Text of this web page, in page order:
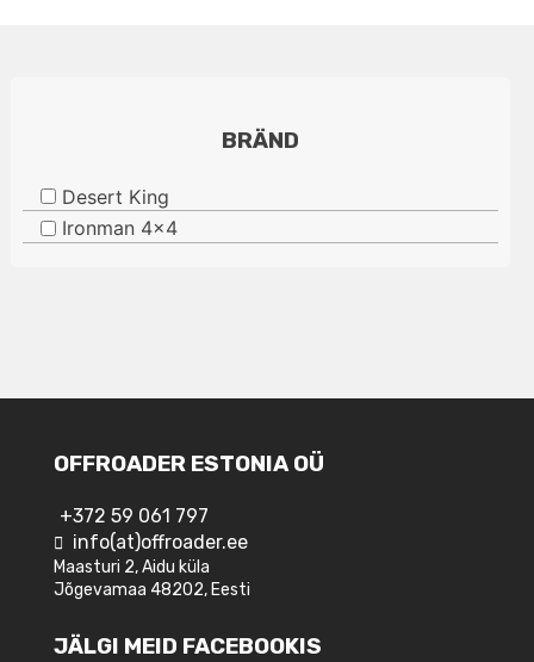
BRÄND
Desert King
Ironman 4x4
OFFROADER ESTONIA OÜ
+372 59 061 797
info(at)offroader.ee
Maasturi 2, Aidu küla
Jõgevamaa 48202, Eesti
JÄLGI MEID FACEBOOKIS